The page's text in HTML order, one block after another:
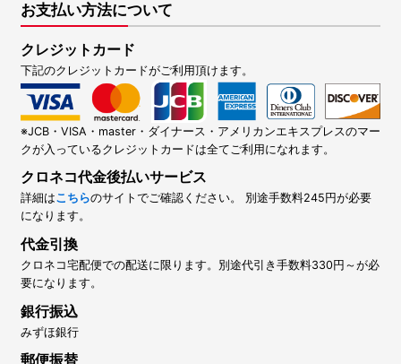
お支払い方法について
クレジットカード
下記のクレジットカードがご利用頂けます。
※JCB・VISA・master・ダイナース・アメリカンエキスプレスのマー
クが入っているクレジットカードは全てご利用になれます。
クロネコ代金後払いサービス
詳細はこちらのサイトでご確認ください。 別途手数料245円が必要
になります。
代金引換
クロネコ宅配便での配送に限ります。別途代引き手数料330円～が必
要になります。
銀行振込
みずほ銀行
郵便振替